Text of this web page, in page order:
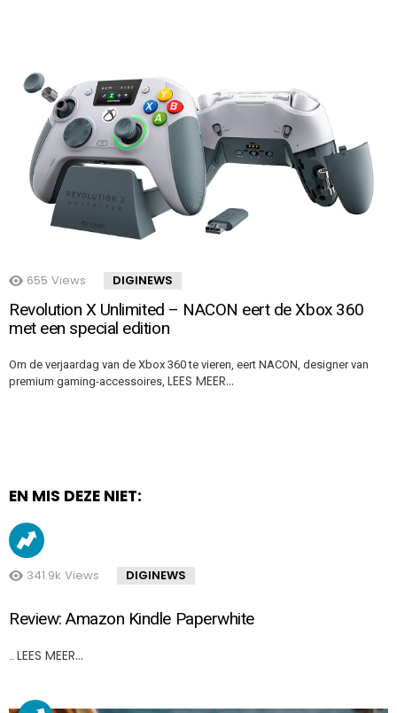
655 Views DIGINEWS
Revolution X Unlimited – NACON eert de Xbox 360
met een special edition
Om de verjaardag van de Xbox 360 te vieren, eert NACON, designer van
premium gaming-accessoires, LEES MEER…
EN MIS DEZE NIET:
341.9k Views DIGINEWS
Review: Amazon Kindle Paperwhite
.. LEES MEER…